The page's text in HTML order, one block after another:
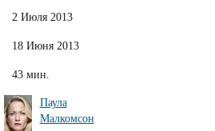
2 Июля 2013
18 Июня 2013
43 мин.
Паула
Малкомсон